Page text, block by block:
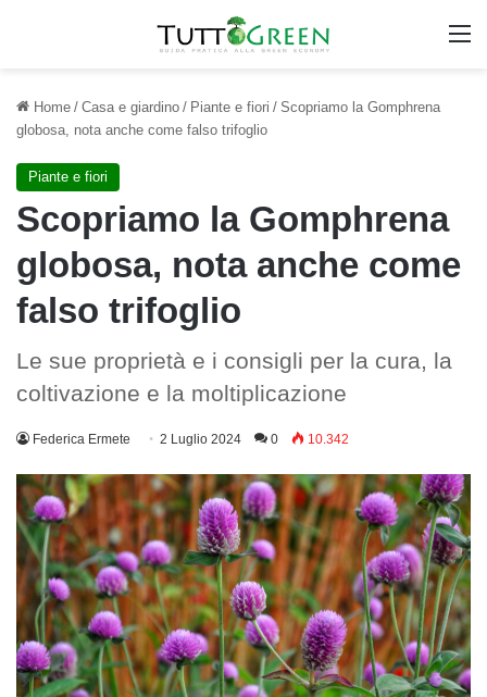
Home / Casa e giardino / Piante e fiori / Scopriamo la Gomphrena
globosa, nota anche come falso trifoglio
Piante e fiori
Scopriamo la Gomphrena
globosa, nota anche come
falso trifoglio
Le sue proprietà e i consigli per la cura, la
coltivazione e la moltiplicazione
Federica Ermete 2 Luglio 2024 0 10.342